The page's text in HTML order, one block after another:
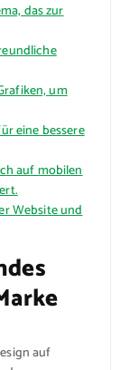
das zur
um
eine bessere
auf mobilen
Website und
auf